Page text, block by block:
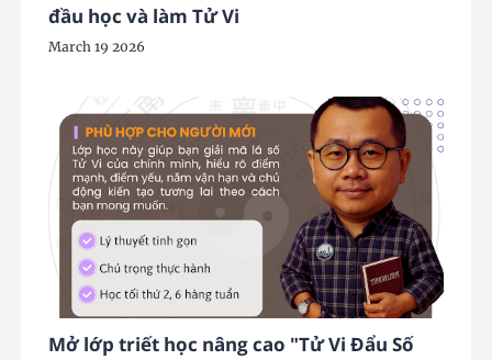
đầu học và làm Tử Vi
March 19 2026
Mở lớp triết học nâng cao "Tử Vi Đẩu Số